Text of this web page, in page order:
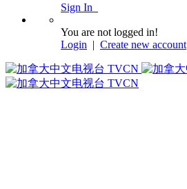
Sign In
You are not logged in!
Login | Create new account